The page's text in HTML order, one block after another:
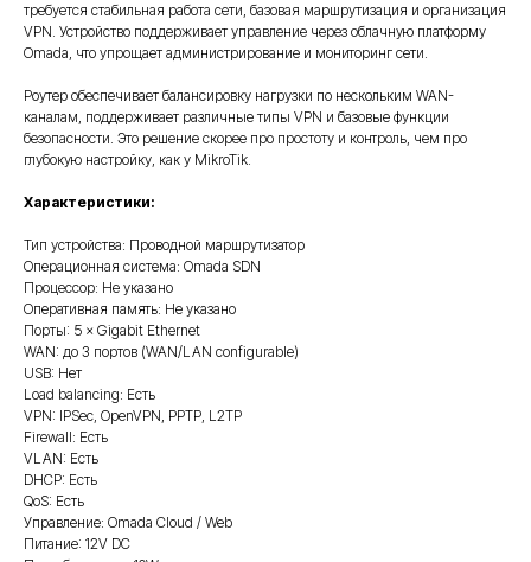
требуется стабильная работа сети, базовая маршрутизация и организация
VPN. Устройство поддерживает управление через облачную платформу
Omada, что упрощает администрирование и мониторинг сети.
Роутер обеспечивает балансировку нагрузки по нескольким WAN-
каналам, поддерживает различные типы VPN и базовые функции
безопасности. Это решение скорее про простоту и контроль, чем про
глубокую настройку, как у MikroTik.
Характеристики:
Тип устройства: Проводной маршрутизатор
Операционная система: Omada SDN
Процессор: Не указано
Оперативная память: Не указано
Порты: 5 × Gigabit Ethernet
WAN: до 3 портов (WAN/LAN configurable)
USB: Нет
Load balancing: Есть
VPN: IPSec, OpenVPN, PPTP, L2TP
Firewall: Есть
VLAN: Есть
DHCP: Есть
QoS: Есть
Управление: Omada Cloud / Web
Питание: 12V DC